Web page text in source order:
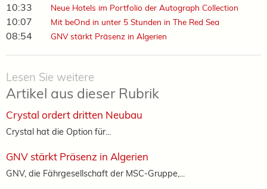
10:33 Neue Hotels im Portfolio der Autograph Collection
10:07 Mit beOnd in unter 5 Stunden in The Red Sea
08:54 GNV stärkt Präsenz in Algerien
Lesen Sie weitere
Artikel aus dieser Rubrik
Crystal ordert dritten Neubau
Crystal hat die Option für...
GNV stärkt Präsenz in Algerien
GNV, die Fährgesellschaft der MSC-Gruppe,...